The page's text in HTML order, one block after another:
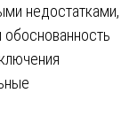
недостатками,
обоснованность